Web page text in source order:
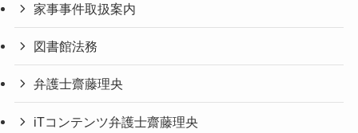
家事事件取扱案内
図書館法務
弁護士齋藤理央
iTコンテンツ弁護士齋藤理央